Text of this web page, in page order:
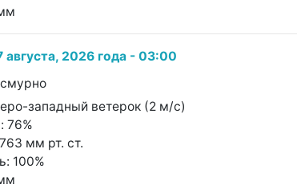
августа, 2026 года - 03:00
западный ветерок (2 м/с)
76%
мм рт. ст.
100%